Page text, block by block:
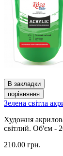
В закладки
порівняння
Зелена світла
Художня
світлий. Об'єм -
210.00 грн.